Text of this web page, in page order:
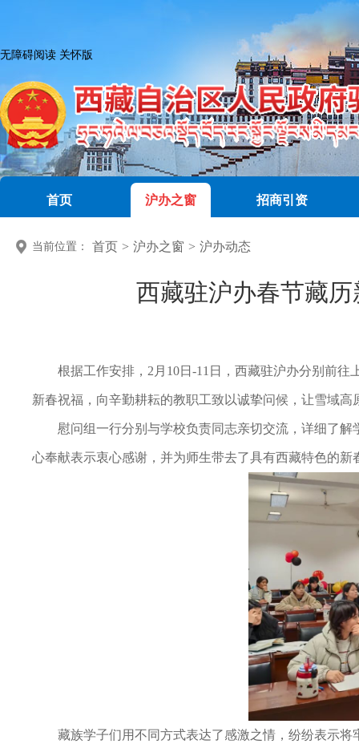
无障碍阅读 关怀版
首页 沪办之窗 招商引资
当前位置： 首页 > 沪办之窗 > 沪办动态
西藏驻沪办春节藏
根据工作安排，2月10日-11日，西藏驻沪办分别前
新春祝福，向辛勤耕耘的教职工致以诚挚问候，让雪域
慰问组一行分别与学校负责同志亲切交流，详细了
心奉献表示衷心感谢，并为师生带去了具有西藏特色的
藏族学子们用不同方式表达了感激之情，纷纷表示